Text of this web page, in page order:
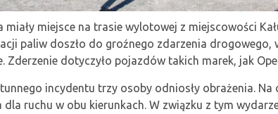
miały miejsce na trasie wylotowej z miejscowości
paliw doszło do groźnego zdarzenia drogowego,
Zderzenie dotyczyło pojazdów takich marek, jak
incydentu trzy osoby odniosły obrażenia. Na
dla ruchu w obu kierunkach. W związku z tym